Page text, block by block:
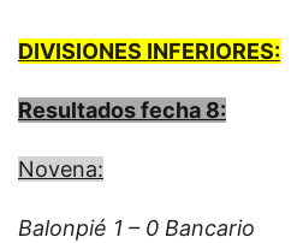
DIVISIONES INFERIORES:
Resultados fecha 8:
Novena:
Balonpié 1 – 0 Bancario